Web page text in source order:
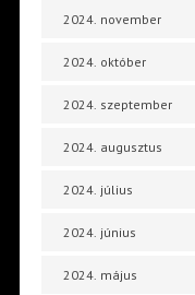
2024. november
2024. október
2024. szeptember
2024. augusztus
2024. július
2024. június
2024. május